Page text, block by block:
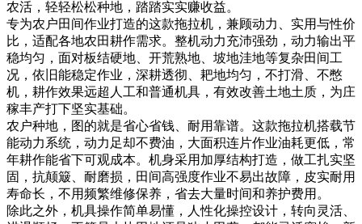
农活，轻轻松松种地，踏踏实实赚收益。
专为农户田间作业打造的这款拖拉机，兼顾动力、实用与性价
比，适配各地农田耕作需求。整机动力充沛强劲，动力输出平
稳均匀，面对板结硬地、开荒熟地、坡地洼地等复杂田间工
况，依旧能稳定作业，深耕透彻、耙地均匀，不打滑、不憋
机，耕作效果远超人工和普通机具，有效改善土地土质，为庄
稼丰产打下坚实基础。
农户种地，图的就是省心省钱、耐用靠谱。这款拖拉机搭载节
能动力系统，动力足却不费油，大面积连片作业油耗更低，常
年耕作能省下可观成本。机身采用加厚结构打造，做工扎实坚
固，抗颠簸、耐磨损，田间高强度作业不易出故障，皮实耐用
寿命长，不用频繁维修保养，省去大量时间和养护费用。
除此之外，机具操作简单易懂，人性化操控设计，转向灵活、